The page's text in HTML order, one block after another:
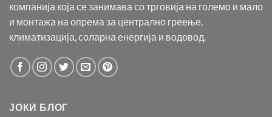
компанија која се занимава со трговија на големо и мало
и монтажа на опрема за централно греење,
климатизација, соларна енергија и водовод.
ЈОКИ БЛОГ